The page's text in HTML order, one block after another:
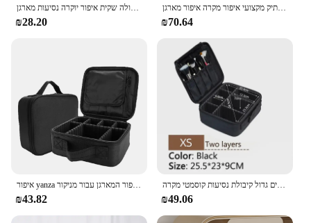
₪28.20
באיכות גבוהה איפור תיק מקצועי איפור מקרה איפור מארגן Bolso Mujer קוסמטי מקרה גדול קיבולת אחסון תיק
₪70.64
₪43.82
חדש אוקספורד בד תיק איפור לנשים עמיד למים גדול קיבולת נסיעות קוסמטי מקרה
₪49.06